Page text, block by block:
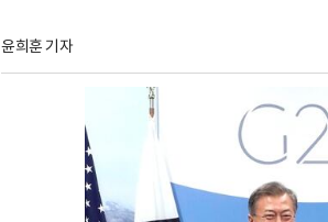
윤희훈 기자